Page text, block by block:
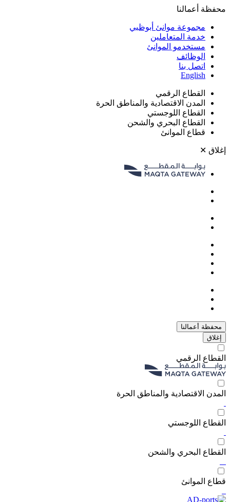
محفظة أعمالنا
مجموعة موانئ أبوظبي
خدمة المتعاملين
مستخدمو الموانئ
الوظائف
اتصل بنا
English
القطاع الرقمي
المدن الاقتصادية والمناطق الحرة
القطاع اللوجستي
القطاع البحري والشحن
قطاع الموانئ
إغلاق ✕
محفظة أعمالنا
إغلاق
القطاع الرقمي
المدن الاقتصادية والمناطق الحرة
القطاع اللوجستي
القطاع البحري والشحن
قطاع الموانئ